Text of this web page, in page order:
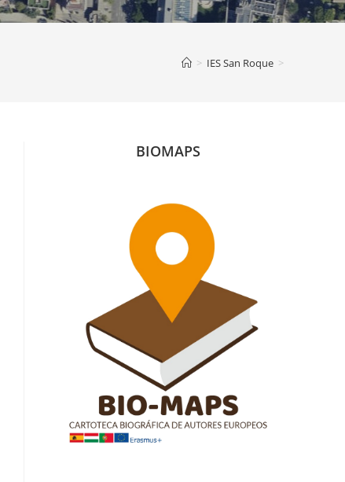
> IES San Roque >
BIOMAPS